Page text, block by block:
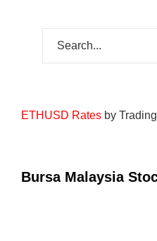
ETHUSD Rates by
Bursa Malaysia